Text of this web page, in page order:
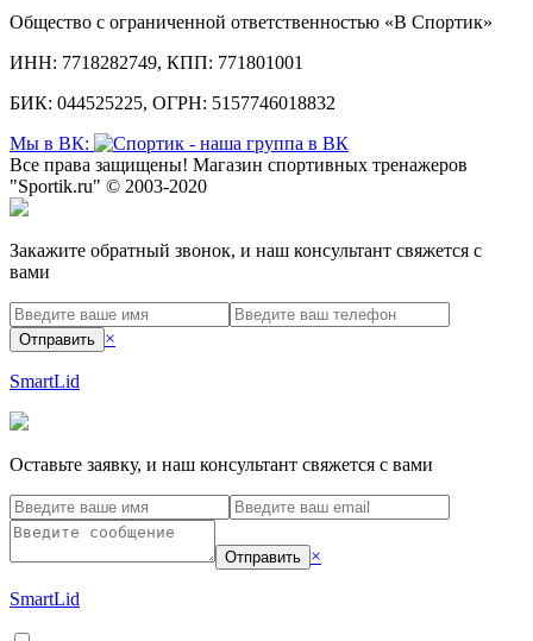
Общество с ограниченной ответственностью «В Спортик»
ИНН: 7718282749, КПП: 771801001
БИК: 044525225, ОГРН: 5157746018832
Мы в ВК:
Все права защищены! Магазин спортивных тренажеров
"Sportik.ru" © 2003-2020
Закажите обратный звонок, и наш консультант свяжется с
вами
Отправить ×
SmartLid
Оставьте заявку, и наш консультант свяжется с вами
Отправить ×
SmartLid